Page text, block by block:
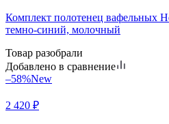
Комплект полотенец вафельных
темно-синий, молочный
Товар разобрали
Добавлено в сравнение
–58%New
2 420 ₽